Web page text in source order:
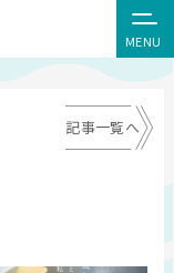
MENU
記事一覧へ